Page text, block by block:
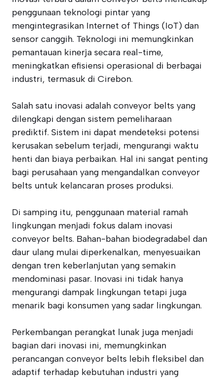
penggunaan teknologi pintar yang
mengintegrasikan Internet of Things (IoT) dan
sensor canggih. Teknologi ini memungkinkan
pemantauan kinerja secara real-time,
meningkatkan efisiensi operasional di berbagai
industri, termasuk di Cirebon.
Salah satu inovasi adalah conveyor belts yang
dilengkapi dengan sistem pemeliharaan
prediktif. Sistem ini dapat mendeteksi potensi
kerusakan sebelum terjadi, mengurangi waktu
henti dan biaya perbaikan. Hal ini sangat penting
bagi perusahaan yang mengandalkan conveyor
belts untuk kelancaran proses produksi.
Di samping itu, penggunaan material ramah
lingkungan menjadi fokus dalam inovasi
conveyor belts. Bahan-bahan biodegradabel dan
daur ulang mulai diperkenalkan, menyesuaikan
dengan tren keberlanjutan yang semakin
mendominasi pasar. Inovasi ini tidak hanya
mengurangi dampak lingkungan tetapi juga
menarik bagi konsumen yang sadar lingkungan.
Perkembangan perangkat lunak juga menjadi
bagian dari inovasi ini, memungkinkan
perancangan conveyor belts lebih fleksibel dan
adaptif terhadap kebutuhan industri yang